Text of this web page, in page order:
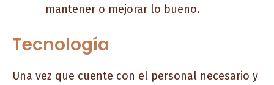
mantener o mejorar lo bueno.
Tecnología
Una vez que cuente con el personal necesario y